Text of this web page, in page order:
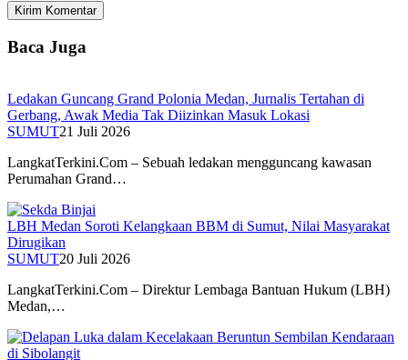
Baca Juga
Ledakan Guncang Grand Polonia Medan, Jurnalis Tertahan di
Gerbang, Awak Media Tak Diizinkan Masuk Lokasi
SUMUT21 Juli 2026
LangkatTerkini.Com – Sebuah ledakan mengguncang kawasan
Perumahan Grand…
LBH Medan Soroti Kelangkaan BBM di Sumut, Nilai Masyarakat
Dirugikan
SUMUT20 Juli 2026
LangkatTerkini.Com – Direktur Lembaga Bantuan Hukum (LBH)
Medan,…